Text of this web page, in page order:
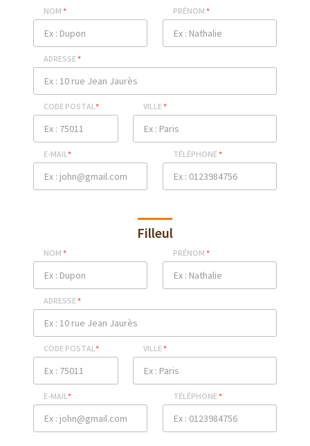
NOM * PRÉNOM *
ADRESSE*
CODE POSTAL* VILLE*
E-MAIL* TÉLÉPHONE*
Filleul
NOM * PRÉNOM *
ADRESSE*
CODE POSTAL* VILLE*
E-MAIL* TÉLÉPHONE*